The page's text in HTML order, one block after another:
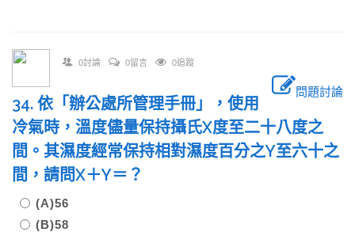
0討論 0留言 0追蹤
問題討論
34. 依「辦公處所管理手冊」，使用
冷氣時，溫度儘量保持攝氏X度至二十八度之
間。其濕度經常保持相對濕度百分之Y至六十之
間，請問X＋Y＝？
(A)56
(B)58